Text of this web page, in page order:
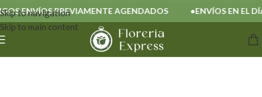
Skip to navigation
Skip to main content
ENVÍOS PREVIAMENTE AGENDADOS ENVÍOS EN EL DÍA